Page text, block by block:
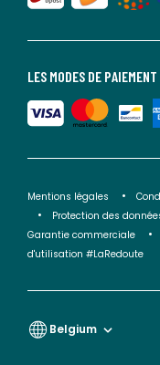
LES MODES DE PAIEMENT
Mentions légales
Protection des
Garantie commerciale
d'utilisation #LaRedoute
Belgium